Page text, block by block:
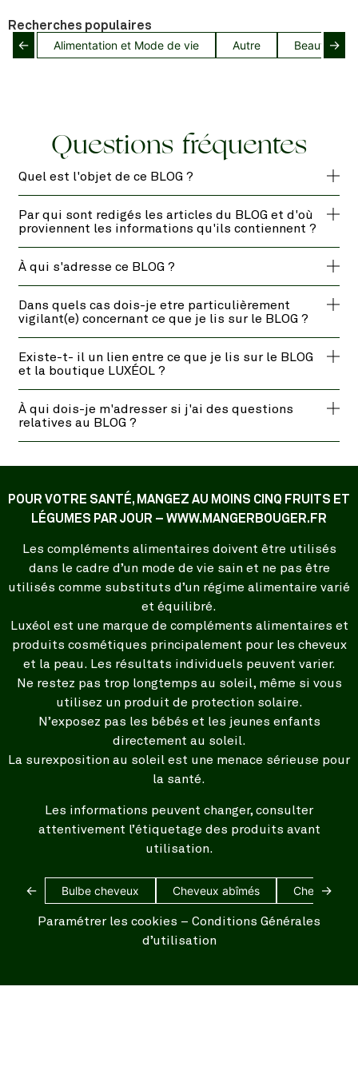
Recherches populaires
← Alimentation et Mode de vie Autre Beauté→
Questions fréquentes
Quel est l'objet de ce BLOG ?
Par qui sont redigés les articles du BLOG et d'où
proviennent les informations qu'ils contiennent ?
À qui s'adresse ce BLOG ?
Dans quels cas dois-je etre particulièrement
vigilant(e) concernant ce que je lis sur le BLOG ?
Existe-t- il un lien entre ce que je lis sur le BLOG
et la boutique LUXÉOL ?
À qui dois-je m'adresser si j'ai des questions
relatives au BLOG ?
POUR VOTRE SANTÉ, MANGEZ AU MOINS CINQ FRUITS ET
LÉGUMES PAR JOUR – WWW.MANGERBOUGER.FR
Les compléments alimentaires doivent être utilisés
dans le cadre d’un mode de vie sain et ne pas être
utilisés comme substituts d’un régime alimentaire varié
et équilibré.
Luxéol est une marque de compléments alimentaires et
produits cosmétiques principalement pour les cheveux
et la peau. Les résultats individuels peuvent varier.
Ne restez pas trop longtemps au soleil, même si vous
utilisez un produit de protection solaire.
N’exposez pas les bébés et les jeunes enfants
directement au soleil.
La surexposition au soleil est une menace sérieuse pour
la santé.
Les informations peuvent changer, consulter
attentivement l’étiquetage des produits avant
utilisation.
← Bulbe cheveux Cheveux abîmés Cheveux
→
Paramétrer les cookies – Conditions Générales
d’utilisation